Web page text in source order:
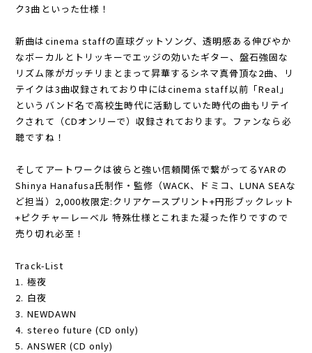
ク3曲といった仕様！
新曲はcinema staffの直球グットソング、透明感ある伸びやか
なボーカルとトリッキーでエッジの効いたギター、盤石強固な
リズム隊がガッチリまとまって昇華するシネマ真骨頂な2曲、リ
テイクは3曲収録されており中にはcinema staff以前「Real」
というバンド名で高校生時代に活動していた時代の曲もリテイ
クされて（CDオンリーで）収録されております。ファンなら必
聴ですね！
そしてアートワークは彼らと強い信頼関係で繋がってるYARの
Shinya Hanafusa氏制作・監修（WACK、ドミコ、LUNA SEAな
ど担当）2,000枚限定:クリアケースプリント+円形ブックレット
+ピクチャーレーベル 特殊仕様とこれまた凝った作りですので
売り切れ必至！
Track-List
1. 極夜
2. 白夜
3. NEWDAWN
4. stereo future (CD only)
5. ANSWER (CD only)